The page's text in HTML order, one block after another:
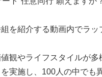
を紹介する動画内でラッ
観やライフスタイルが
実施し、100人の中でも